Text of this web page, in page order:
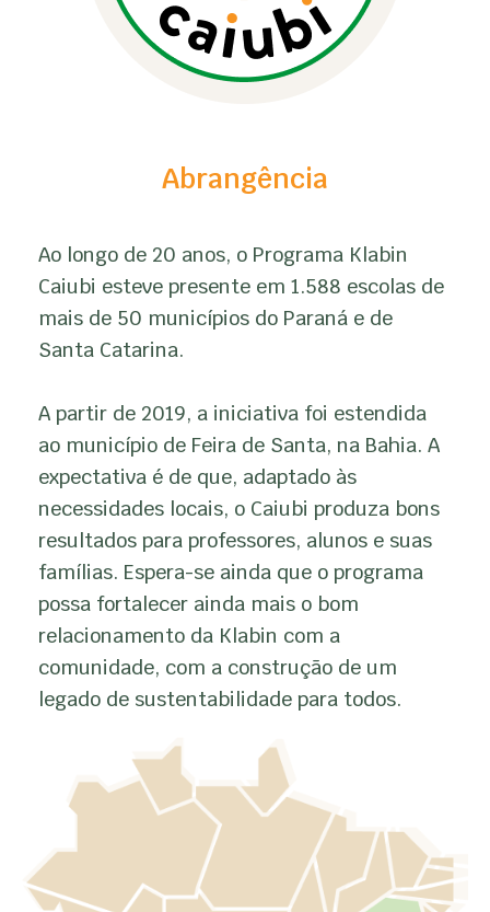
Abrangência
Ao longo de 20 anos, o Programa Klabin
Caiubi esteve presente em 1.588 escolas de
mais de 50 municípios do Paraná e de
Santa Catarina.
A partir de 2019, a iniciativa foi estendida
ao município de Feira de Santa, na Bahia. A
expectativa é de que, adaptado às
necessidades locais, o Caiubi produza bons
resultados para professores, alunos e suas
famílias. Espera-se ainda que o programa
possa fortalecer ainda mais o bom
relacionamento da Klabin com a
comunidade, com a construção de um
legado de sustentabilidade para todos.